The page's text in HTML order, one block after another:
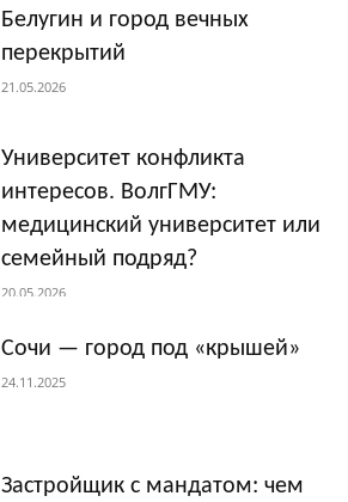
Белугин и город вечных
перекрытий
21.05.2026
Университет конфликта
интересов. ВолгГМУ:
медицинский университет или
семейный подряд?
20.05.2026
Сочи — город под «крышей»
24.11.2025
Застройщик с мандатом: чем